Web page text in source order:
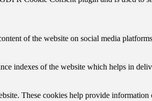
of the website on social media
indexes of the website which helps in
These cookies help provide